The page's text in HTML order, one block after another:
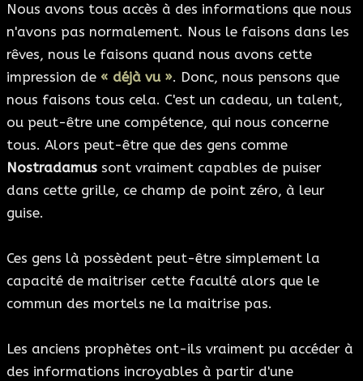
Nous avons tous accès à des informations que nous
n'avons pas normalement. Nous le faisons dans les
rêves, nous le faisons quand nous avons cette
impression de « déjà vu ». Donc, nous pensons que
nous faisons tous cela. C'est un cadeau, un talent,
ou peut-être une compétence, qui nous concerne
tous. Alors peut-être que des gens comme
Nostradamus sont vraiment capables de puiser
dans cette grille, ce champ de point zéro, à leur
guise.
Ces gens là possèdent peut-être simplement la
capacité de maitriser cette faculté alors que le
commun des mortels ne la maitrise pas.
Les anciens prophètes ont-ils vraiment pu accéder à
des informations incroyables à partir d'une